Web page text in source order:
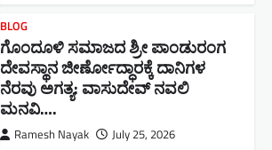
BLOG
ಗೊಂದೂಳಿ ಸಮಾಜದ ಶ್ರೀ ಪಾಂಡುರಂಗ
ದೇವಸ್ಥಾನ ಜೀರ್ಣೋದ್ಧಾರಕ್ಕೆ ದಾನಿಗಳ
ನೆರವು ಅಗತ್ಯ: ವಾಸುದೇವ್ ನವಲಿ
ಮನವಿ​….
Ramesh Nayak July 25, 2026